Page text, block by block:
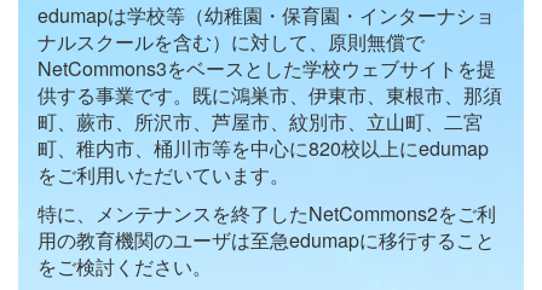
edumapは学校等（幼稚園・保育園・インターナショ
ナルスクールを含む）に対して、原則無償で
NetCommons3をベースとした学校ウェブサイトを提
供する事業です。既に鴻巣市、伊東市、東根市、那須
町、蕨市、所沢市、芦屋市、紋別市、立山町、二宮
町、稚内市、桶川市等を中心に820校以上にedumap
をご利用いただいています。
特に、メンテナンスを終了したNetCommons2をご利
用の教育機関のユーザは至急edumapに移行すること
をご検討ください。